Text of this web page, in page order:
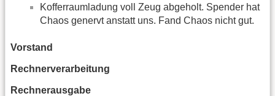
Kofferraumladung voll Zeug abgeholt. Spender hat
Chaos genervt anstatt uns. Fand Chaos nicht gut.
Vorstand
Rechnerverarbeitung
Rechnerausgabe